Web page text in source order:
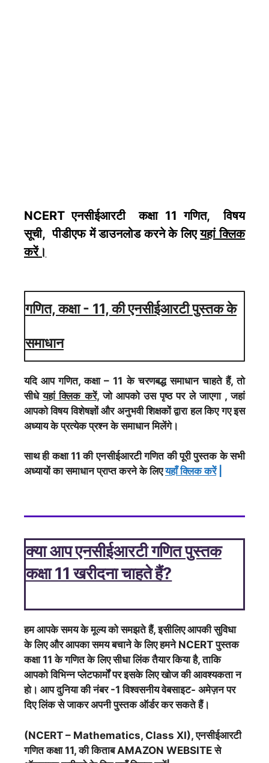
NCERT एनसीईआरटी कक्षा 11 गणित, विषय
सूची, पीडीएफ में डाउनलोड करने के लिएयहां क्लिक
करें।
गणित, कक्षा - 11, की एनसीईआरटी पुस्तक के
समाधान
यदि आप गणित, कक्षा – 11 के चरणबद्ध समाधान चाहते हैं, तो
सीधेयहां क्लिक करें, जो आपको उस पृष्ठ पर ले जाएगा , जहां
आपको विषय विशेषज्ञों और अनुभवी शिक्षकों द्वारा हल किए गए इस
अध्याय के प्रत्येक प्रश्न के समाधान मिलेंगे।
साथ ही कक्षा 11 की एनसीईआरटी गणित की पूरी पुस्तक के सभी
अध्यायों का समाधान प्राप्त करने के लिएयहाँ क्लिक करेें|
क्या आप एनसीईआरटी गणित पुस्तक
कक्षा 11 खरीदना चाहते हैं?
हम आपके समय के मूल्य को समझते हैं, इसीलिए आपकी सुविधा
के लिए और आपका समय बचाने के लिए हमने NCERT पुस्तक
कक्षा 11 के गणित के लिए सीधा लिंक तैयार किया है, ताकि
आपको विभिन्न प्लेटफार्मों पर इसके लिए खोज की आवश्यकता न
हो। आप दुनिया की नंबर -1 विश्वसनीय वेबसाइट- अमेज़न पर
दिए लिंक से जाकर अपनी पुस्तक ऑर्डर कर सकते हैं।
(NCERT – Mathematics, Class XI), एनसीईआरटी
गणित कक्षा 11, की किताब AMAZON WEBSITE से